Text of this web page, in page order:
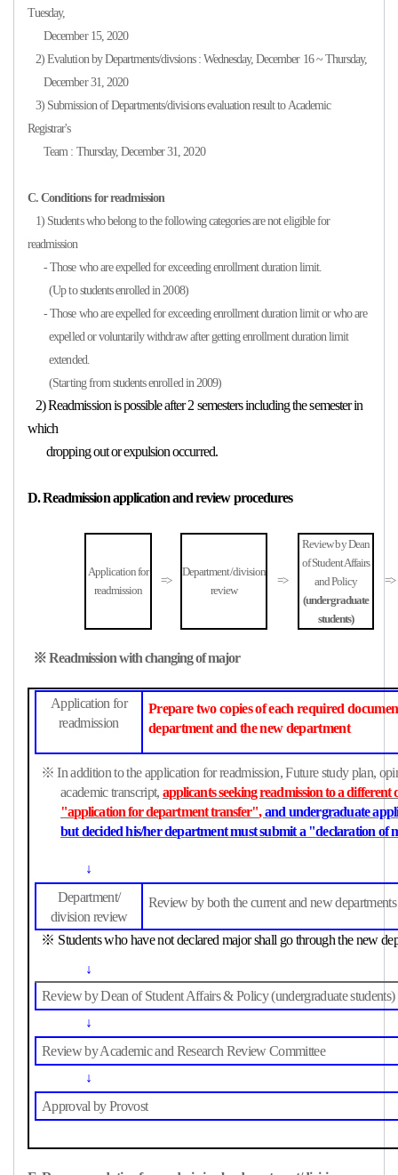
Tuesday,
December 15, 2020
2) Evalution byDepartments/divsions : Wednesday, December 16 ~ Thursday,
December31, 2020
3) Submission of Departments/divisions evaluation result to Academic
Registrar's
Team : Thursday, December31, 2020
C. Conditions for readmission
1) Students who belong to the following categories are not eligible for
readmission
- Those who are expelled for exceeding enrollment duration limit.
(Up to students enrolled in 2008)
- Those who are expelled for exceeding enrollment duration limit or who are
expelled or voluntarily withdraw after getting enrollment duration limit
extended.
(Starting from students enrolled in 2009)
2) Readmission is possible after 2 semesters including the semester in
which
dropping out orexpulsion occurred.
D. Readmission application and review procedures
Application for
readmission
Department/division
review
Review by Dean
of Student Affairs
and Policy
(undergraduate
students)
=> => =>
※ Readmission with changing of major
Application for
readmission
Prepare two copies of each required
department and the new department
※ In addition to the application for readmission, Future study plan,
academic transcript,applicants seeking readmission to a
"application for department transfer",and undergraduate
but decided his/her department must submit a "declaration of
↓
Department/
division review
Review by both the current and new departments
※ Students who have not declared major shall go through the new
↓
Review by Dean of Student Affairs & Policy (undergraduate students)
↓
Reviewby Academic and Research Review Committee
↓
Approval by Provost